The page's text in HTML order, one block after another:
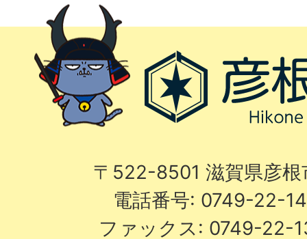
〒522-8501 滋賀県彦
電話番号: 0749-22-
ファックス: 0749-22-